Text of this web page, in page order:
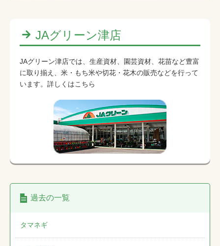
JAグリーン津店
JAグリーン津店では、生産資材、園芸資材、花苗など豊富
に取り揃え、米・もち米や切花・花木の販売などを行って
います。詳しくはこちら
過去の一覧
タマネギ